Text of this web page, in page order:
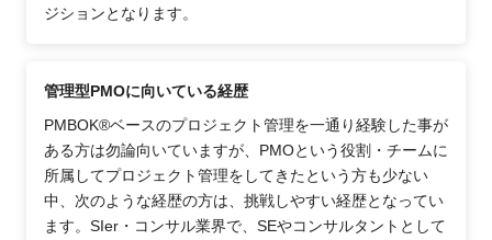
ジションとなります。
管理型PMOに向いている経歴
PMBOK®ベースのプロジェクト管理を一通り経験した事が
ある方は勿論向いていますが、PMOという役割・チームに
所属してプロジェクト管理をしてきたという方も少ない
中、次のような経歴の方は、挑戦しやすい経歴となってい
ます。SIer・コンサル業界で、SEやコンサルタントとして